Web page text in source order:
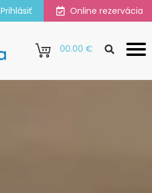
Prihlásiť Online rezervácia
00.00 €